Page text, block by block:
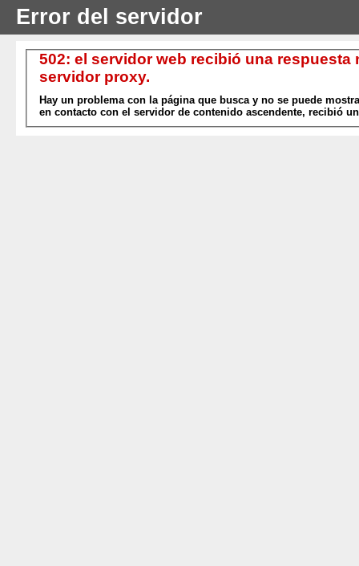
Error del servidor
502: el servidor web recibió una
servidor proxy.
Hay un problema con la página que busca y no se puede
en contacto con el servidor de contenido ascendente, recibió